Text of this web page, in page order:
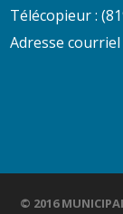
Télécopieur :
Adresse courriel
© 2016